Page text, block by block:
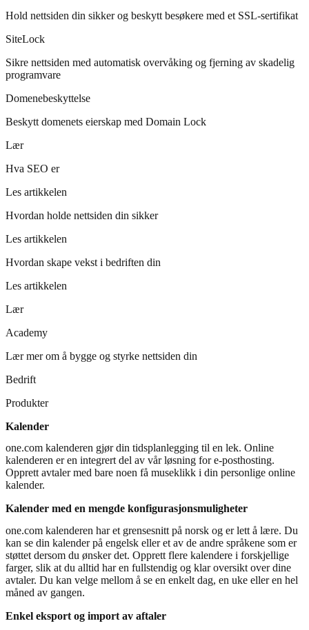
Hold nettsiden din sikker og beskytt besøkere med et SSL-sertifikat
SiteLock
Sikre nettsiden med automatisk overvåking og fjerning av skadelig
programvare
Domenebeskyttelse
Beskytt domenets eierskap med Domain Lock
Lær
Hva SEO er
Les artikkelen
Hvordan holde nettsiden din sikker
Les artikkelen
Hvordan skape vekst i bedriften din
Les artikkelen
Lær
Academy
Lær mer om å bygge og styrke nettsiden din
Bedrift
Produkter
Kalender
one.com kalenderen gjør din tidsplanlegging til en lek. Online
kalenderen er en integrert del av vår løsning for e-posthosting.
Opprett avtaler med bare noen få museklikk i din personlige online
kalender.
Kalender med en mengde konfigurasjonsmuligheter
one.com kalenderen har et grensesnitt på norsk og er lett å lære. Du
kan se din kalender på engelsk eller et av de andre språkene som er
støttet dersom du ønsker det. Opprett flere kalendere i forskjellige
farger, slik at du alltid har en fullstendig og klar oversikt over dine
avtaler. Du kan velge mellom å se en enkelt dag, en uke eller en hel
måned av gangen.
Enkel eksport og import av aftaler